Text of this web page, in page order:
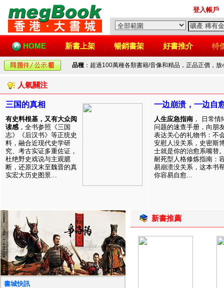
登入帳戶
HOME 新書上架 暢銷書架 好書推介 特
品種 ：超過100萬種各類書籍/音像和精品，正品正價，
人氣關注
三国的真相
有史料根基，又有大众阅
读感 ，全书参照《三国
志》《后汉书》等正统史
料，融合近现代史学研
究、考古实证多重佐证，
杜绝野史戏说与主观臆
断，还原汉末至魏晋的真
实宏大历史图景...
一边崩溃，一边自
人生应急指南 ， 日常情
问题的速查手册，向朋
表达关心的礼物书：不
安慰人没关系，史密斯
士就是你的治愈系嘴替
耐死型人格修炼指南：
易崩溃没关系，这本书
你容易自愈...
書城快訊
新書推薦